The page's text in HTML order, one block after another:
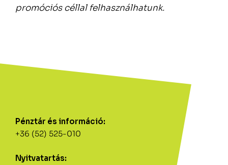
Pénztár és információ:
+36 (52) 525-010
Nyitvatartás:
promóciós céllal felhasználhatunk.